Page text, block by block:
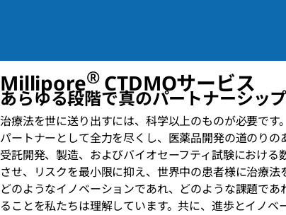
Millipore®CTDMOサービス
あらゆる段階で真のパートナーシッ
治療法を世に送り出すには、科学以上のものが必要で
パートナーとして全力を尽くし、医薬品開発の道のりの
受託開発、製造、およびバイオセーフティ試験におけ
させ、リスクを最小限に抑え、世界中の患者様に治療
どのようなイノベーションであれ、どのような課題で
ることを私たちは理解しています。共に、進歩とイノベ